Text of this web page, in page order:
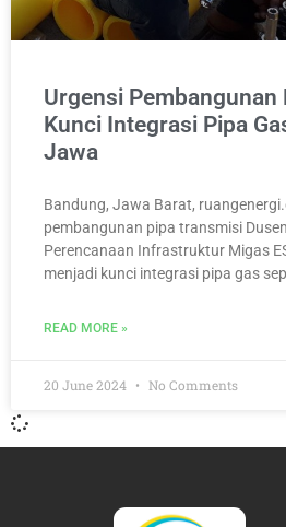
Urgensi Pembangunan
Kunci Integrasi Pipa
Jawa
Bandung, Jawa Barat,
pembangunan pipa transmisi
Perencanaan Infrastruktur Migas
menjadi kunci integrasi pipa gas
READ MORE »
20 June 2024 No Comments